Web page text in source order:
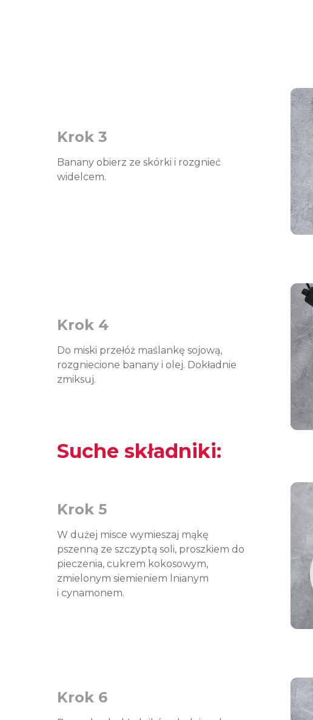
Krok 3
Banany obierz ze skórki i rozgnieć
widelcem.
Krok 4
Do miski przełóż maślankę sojową,
rozgniecione banany i olej. Dokładnie
zmiksuj.
Suche składniki:
Krok 5
W dużej misce wymieszaj mąkę
pszenną ze szczyptą soli, proszkiem do
pieczenia, cukrem kokosowym,
zmielonym siemieniem lnianym
i cynamonem.
Krok 6